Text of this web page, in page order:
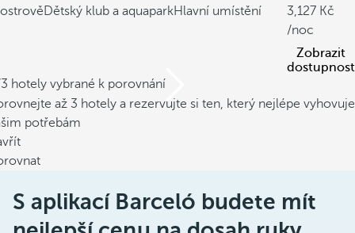
ostrověDětský klub a aquaparkHlavní umístění
3,127
/noc
Zobrazit
dostupnost
hotely vybrané k porovnání
až 3 hotely a rezervujte si ten, který nejlépe vyhovuje
potřebám
S aplikací Barceló budete mít